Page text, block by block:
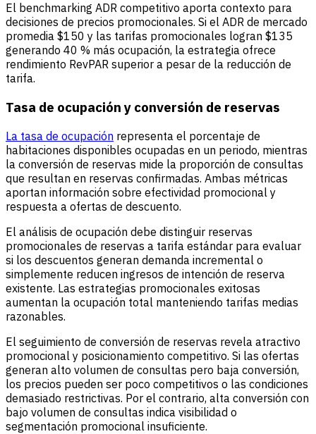
El benchmarking ADR competitivo aporta contexto para
decisiones de precios promocionales. Si el ADR de mercado
promedia $150 y las tarifas promocionales logran $135
generando 40 % más ocupación, la estrategia ofrece
rendimiento RevPAR superior a pesar de la reducción de
tarifa.
Tasa de ocupación y conversión de reservas
La tasa de ocupación representa el porcentaje de
habitaciones disponibles ocupadas en un periodo, mientras
la conversión de reservas mide la proporción de consultas
que resultan en reservas confirmadas. Ambas métricas
aportan información sobre efectividad promocional y
respuesta a ofertas de descuento.
El análisis de ocupación debe distinguir reservas
promocionales de reservas a tarifa estándar para evaluar
si los descuentos generan demanda incremental o
simplemente reducen ingresos de intención de reserva
existente. Las estrategias promocionales exitosas
aumentan la ocupación total manteniendo tarifas medias
razonables.
El seguimiento de conversión de reservas revela atractivo
promocional y posicionamiento competitivo. Si las ofertas
generan alto volumen de consultas pero baja conversión,
los precios pueden ser poco competitivos o las condiciones
demasiado restrictivas. Por el contrario, alta conversión con
bajo volumen de consultas indica visibilidad o
segmentación promocional insuficiente.